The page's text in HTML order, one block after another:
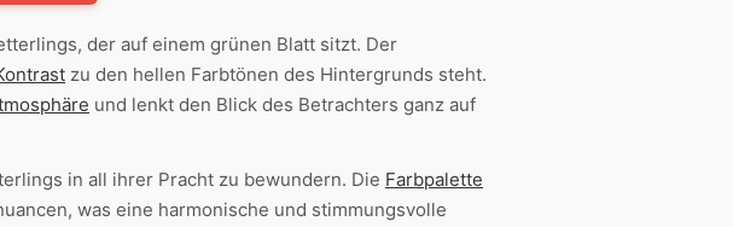
der auf einem grünen Blatt sitzt. Der
zu den hellen Farbtönen des Hintergrunds steht.
und lenkt den Blick des Betrachters ganz auf
in all ihrer Pracht zu bewundern. Die Farbpalette
was eine harmonische und stimmungsvolle